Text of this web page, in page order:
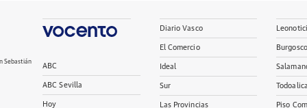
Sebastián
ABC
ABC Sevilla
Hoy
Diario Vasco
El Comercio
Ideal
Sur
Las Provincias Piso